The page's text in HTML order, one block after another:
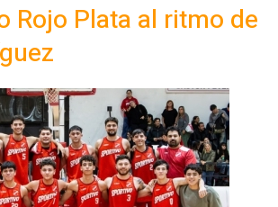
Rojo Plata al ritmo de